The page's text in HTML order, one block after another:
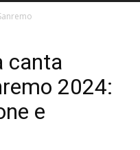
canta
2024:
e